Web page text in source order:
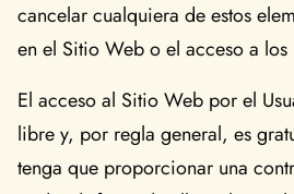
cancelar cualquiera de estos
en el Sitio Web o el acceso a los
El acceso al Sitio Web por el
libre y, por regla general, es
tenga que proporcionar una